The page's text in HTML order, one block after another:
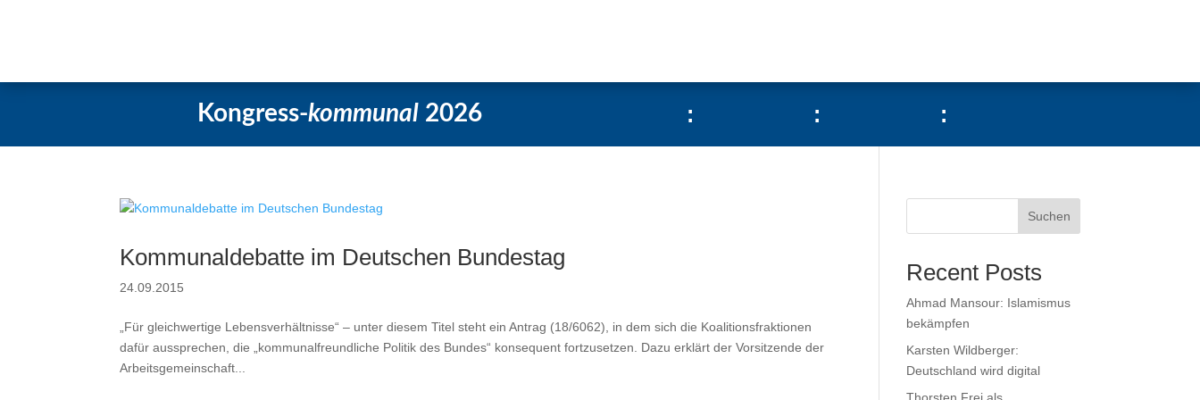
Kongress-kommunal 2026 : : :
Kommunaldebatte im Deutschen Bundestag
24.09.2015
„Für gleichwertige Lebensverhältnisse“ – unter diesem Titel steht ein Antrag (18/6062), in dem sich die Koalitionsfraktionen
dafür aussprechen, die „kommunalfreundliche Politik des Bundes“ konsequent fortzusetzen. Dazu erklärt der Vorsitzende der
Arbeitsgemeinschaft...
Suchen
Recent Posts
Ahmad Mansour: Islamismus
bekämpfen
Karsten Wildberger:
Deutschland wird digital
Thorsten Frei als